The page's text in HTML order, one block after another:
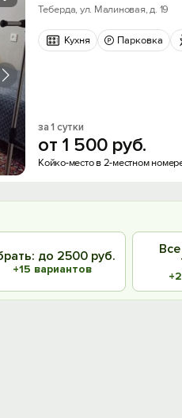
Теберда, ул. Малиновая, д. 19
Кухня Парковка
за 1 сутки
от 1 500 руб.
Койко-место в 2-местном
до 2500 руб.
+15 вариантов